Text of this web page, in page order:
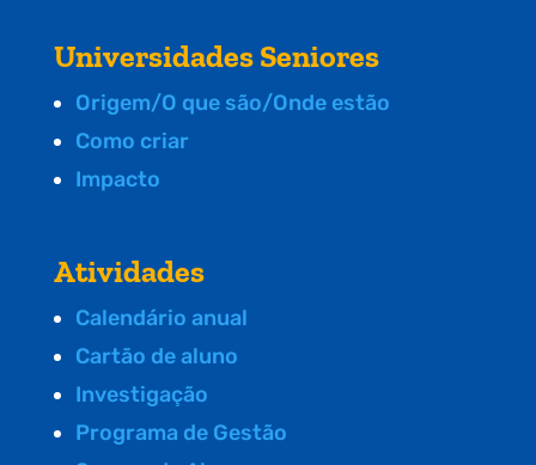
Universidades Seniores
Origem/O que são/Onde estão
Como criar
Impacto
Atividades
Calendário anual
Cartão de aluno
Investigação
Programa de Gestão